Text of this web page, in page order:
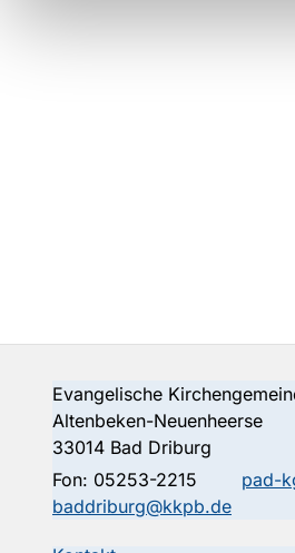
Evangelische
Altenbeken-Neuenheerse
33014 Bad Driburg
Fon: 05253-2215
pad-
baddriburg@kkpb.de